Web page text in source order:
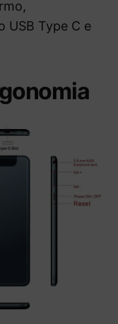
USB Type C e